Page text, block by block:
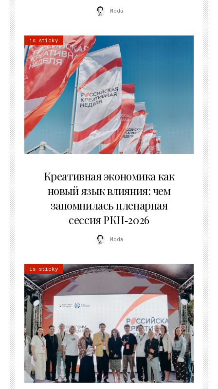
Moda
is sticky
Креативная экономика как
новый язык влияния: чем
запомнилась пленарная
сессия РКН‑2026
Moda
is sticky